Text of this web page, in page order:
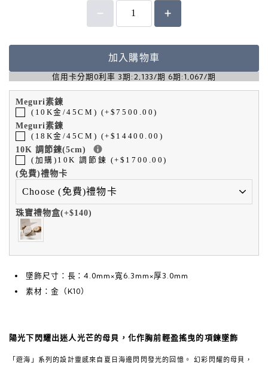
加入購物車
信用卡分期0利率 3期:2,133/期 6期:1,067/期
Meguri素鍊
(10K金/45CM) (+$7500.00)
Meguri素鍊
(18K金/45CM) (+$14400.00)
10K 調節鍊(5cm)
(加購)10K 調節鍊 (+$1700.00)
(免費)禮物卡
珠寶禮物盒(+$140)
墜飾尺寸：長：4.0mm×寬6.3mm×厚3.0mm
素材：金（K10）
陽光下閃耀出迷人光芒的母貝，化作胸前輕盈搖曳的項鍊墜飾
「遊海」系列的設計靈感來自夏日海邊閃閃發光的回憶。 幻彩閃耀的母貝，